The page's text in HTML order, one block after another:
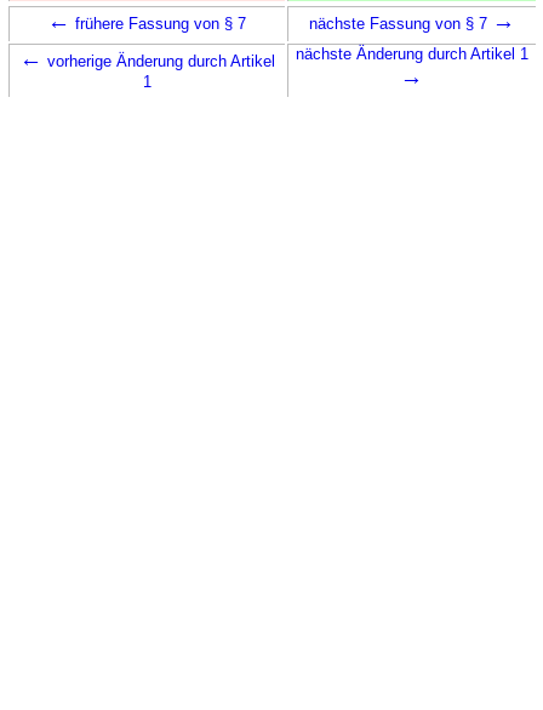
← frühere Fassung von § 7 nächste Fassung von § 7 →
← vorherige Änderung durch Artikel
1
nächste Änderung durch Artikel 1
→